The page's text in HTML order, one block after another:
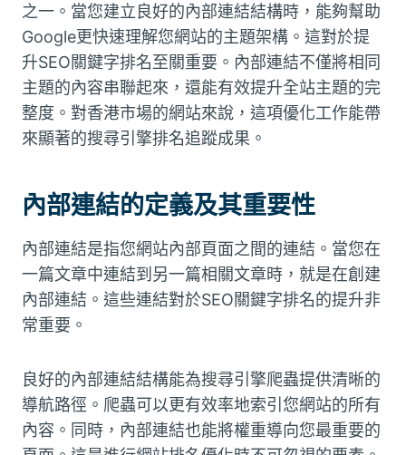
之一。當您建立良好的內部連結結構時，能夠幫助
Google更快速理解您網站的主題架構。這對於提
升SEO關鍵字排名至關重要。內部連結不僅將相同
主題的內容串聯起來，還能有效提升全站主題的完
整度。對香港市場的網站來說，這項優化工作能帶
來顯著的搜尋引擎排名追蹤成果。
內部連結的定義及其重要性
內部連結是指您網站內部頁面之間的連結。當您在
一篇文章中連結到另一篇相關文章時，就是在創建
內部連結。這些連結對於SEO關鍵字排名的提升非
常重要。
良好的內部連結結構能為搜尋引擎爬蟲提供清晰的
導航路徑。爬蟲可以更有效率地索引您網站的所有
內容。同時，內部連結也能將權重導向您最重要的